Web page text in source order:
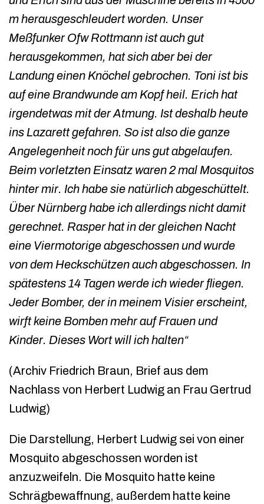
m herausgeschleudert worden. Unser
Meßfunker Ofw Rottmann ist auch gut
herausgekommen, hat sich aber bei der
Landung einen Knöchel gebrochen. Toni ist bis
auf eine Brandwunde am Kopf heil. Erich hat
irgendetwas mit der Atmung. Ist deshalb heute
ins Lazarett gefahren. So ist also die ganze
Angelegenheit noch für uns gut abgelaufen.
Beim vorletzten Einsatz waren 2 mal Mosquitos
hinter mir. Ich habe sie natürlich abgeschüttelt.
Über Nürnberg habe ich allerdings nicht damit
gerechnet. Rasper hat in der gleichen Nacht
eine Viermotorige abgeschossen und wurde
von dem Heckschützen auch abgeschossen. In
spätestens 14 Tagen werde ich wieder fliegen.
Jeder Bomber, der in meinem Visier erscheint,
wirft keine Bomben mehr auf Frauen und
Kinder. Dieses Wort will ich halten“
(Archiv Friedrich Braun, Brief aus dem
Nachlass von Herbert Ludwig an Frau Gertrud
Ludwig)
Die Darstellung, Herbert Ludwig sei von einer
Mosquito abgeschossen worden ist
anzuzweifeln. Die Mosquito hatte keine
Schrägbewaffnung, außerdem hatte keine